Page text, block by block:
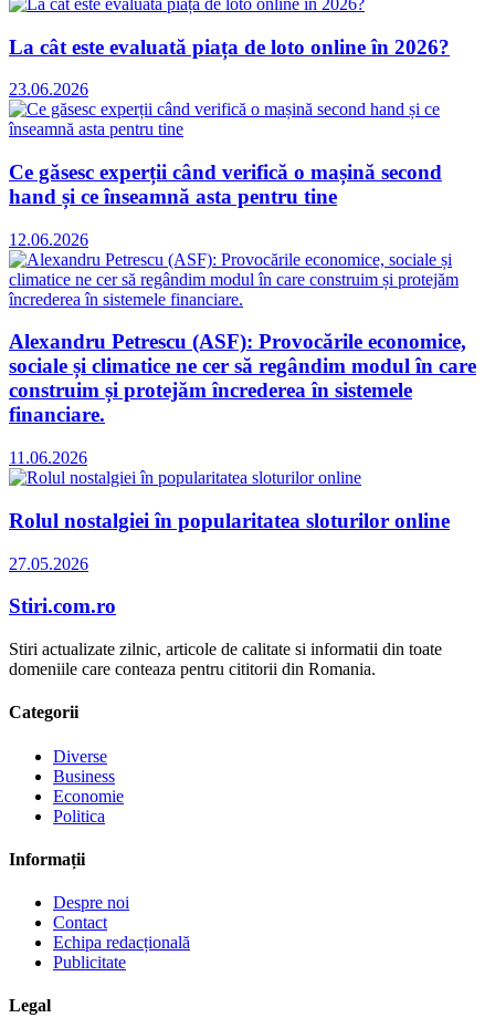
La cât este evaluată piața de loto online în 2026?
23.06.2026
Ce găsesc experții când verifică o mașină second
hand și ce înseamnă asta pentru tine
12.06.2026
Alexandru Petrescu (ASF): Provocările economice,
sociale și climatice ne cer să regândim modul în care
construim și protejăm încrederea în sistemele
financiare.
11.06.2026
Rolul nostalgiei în popularitatea sloturilor online
27.05.2026
Stiri.com.ro
Stiri actualizate zilnic, articole de calitate si informatii din toate
domeniile care conteaza pentru cititorii din Romania.
Categorii
Diverse
Business
Economie
Politica
Informații
Despre noi
Contact
Echipa redacțională
Publicitate
Legal